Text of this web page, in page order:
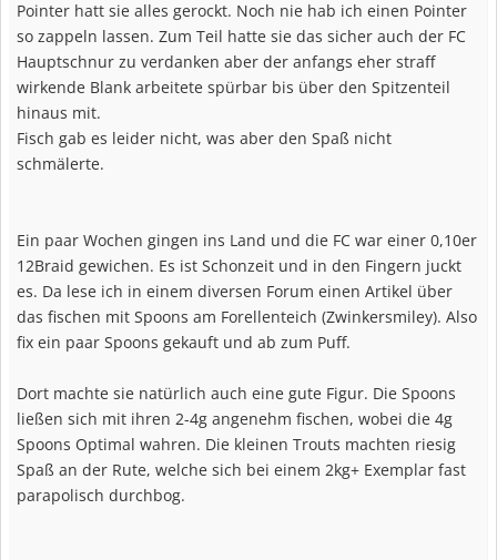
Pointer hatt sie alles gerockt. Noch nie hab ich einen Pointer
so zappeln lassen. Zum Teil hatte sie das sicher auch der FC
Hauptschnur zu verdanken aber der anfangs eher straff
wirkende Blank arbeitete spürbar bis über den Spitzenteil
hinaus mit.
Fisch gab es leider nicht, was aber den Spaß nicht
schmälerte.
Ein paar Wochen gingen ins Land und die FC war einer 0,10er
12Braid gewichen. Es ist Schonzeit und in den Fingern juckt
es. Da lese ich in einem diversen Forum einen Artikel über
das fischen mit Spoons am Forellenteich (Zwinkersmiley). Also
fix ein paar Spoons gekauft und ab zum Puff.
Dort machte sie natürlich auch eine gute Figur. Die Spoons
ließen sich mit ihren 2-4g angenehm fischen, wobei die 4g
Spoons Optimal wahren. Die kleinen Trouts machten riesig
Spaß an der Rute, welche sich bei einem 2kg+ Exemplar fast
parapolisch durchbog.